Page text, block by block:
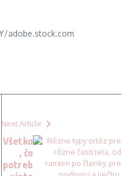
adobe.stock.com
Next Article
Všetko
, čo
potreb